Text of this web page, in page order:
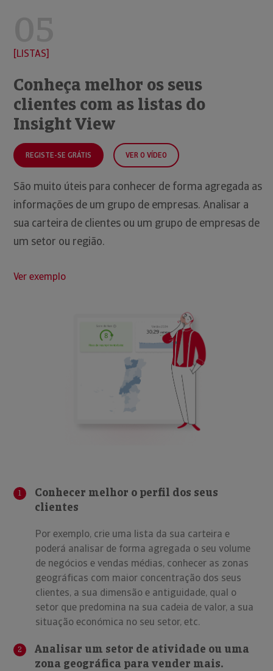
LISTAS
Conheça melhor os seus
clientes com as listas do
Insight View
REGISTE-SE GRÁTIS VER O VÍDEO
São muito úteis para conhecer de forma agregada as
informações de um grupo de empresas. Analisar a
sua carteira de clientes ou um grupo de empresas de
um setor ou região.
Ver exemplo
1
Conhecer melhor o perfil dos seus
clientes
Por exemplo, crie uma lista da sua carteira e
poderá analisar de forma agregada o seu volume
de negócios e vendas médias, conhecer as zonas
geográficas com maior concentração dos seus
clientes, a sua dimensão e antiguidade, qual o
setor que predomina na sua cadeia de valor, a sua
situação económica no seu setor, etc.
2
Analisar um setor de atividade ou uma
zona geográfica para vender mais.